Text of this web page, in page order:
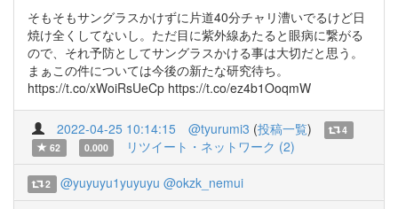
そもそもサングラスかけずに片道40分チャリ漕いでるけど日
焼け全くしてないし。ただ目に紫外線あたると眼病に繋がる
ので、それ予防としてサングラスかける事は大切だと思う。
まぁこの件については今後の新たな研究待ち。
https://t.co/xWoiRsUeCp https://t.co/ez4b1OoqmW
2022-04-25 10:14:15 @tyurumi3 (投稿一覧)
4
62
0.000 リツイート・ネットワーク (2)
2 @yuyuyu1yuyuyu @okzk_nemui